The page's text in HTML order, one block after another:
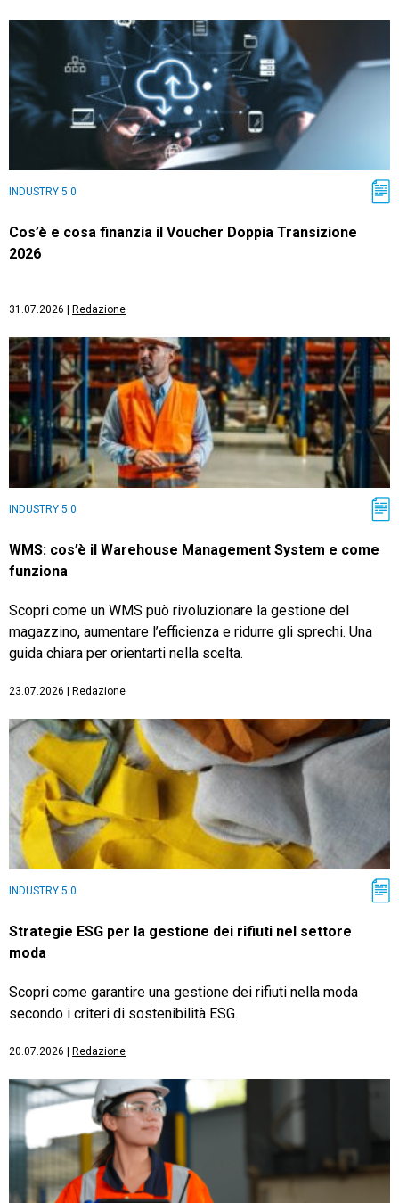
INDUSTRY 5.0
Cos’è e cosa finanzia il Voucher Doppia Transizione
2026
31.07.2026 Redazione
INDUSTRY 5.0
WMS: cos’è il Warehouse Management System e come
funziona
Scopri come un WMS può rivoluzionare la gestione del
magazzino, aumentare l’efficienza e ridurre gli sprechi. Una
guida chiara per orientarti nella scelta.
23.07.2026 Redazione
INDUSTRY 5.0
Strategie ESG per la gestione dei rifiuti nel settore
moda
Scopri come garantire una gestione dei rifiuti nella moda
secondo i criteri di sostenibilità ESG.
20.07.2026 Redazione